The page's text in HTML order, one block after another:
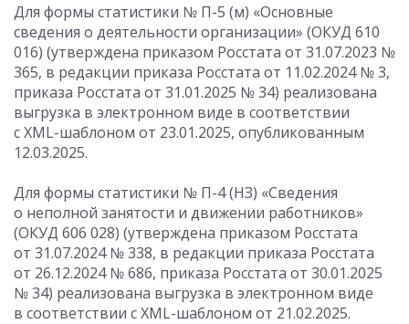
Для формы статистики № П-5 (м) «Основные
сведения о деятельности организации» (ОКУД 610
016) (утверждена приказом Росстата от 31.07.2023 №
365, в редакции приказа Росстата от 11.02.2024№ 3,
приказа Росстата от 31.01.2025 № 34) реализована
выгрузка в электронном виде в соответствии
с XML-шаблоном от 23.01.2025, опубликованным
12.03.2025.
Для формы статистики № П-4 (НЗ) «Сведения
о неполной занятости и движении работников»
(ОКУД 606 028) (утверждена приказом Росстата
от 31.07.2024№ 338, в редакции приказа Росстата
от 26.12.2024№ 686, приказа Росстата от 30.01.2025
№ 34) реализована выгрузка в электронном виде
в соответствии с XML-шаблоном от 21.02.2025.